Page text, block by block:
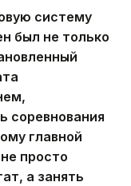
систему
был не только
соревнования
главной
просто
а занять